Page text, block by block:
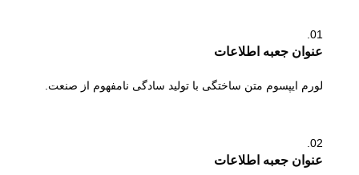
01.
عنوان جعبه اطلاعات
لورم ایپسوم متن ساختگی با تولید سادگی نامفهوم از صنعت.
02.
عنوان جعبه اطلاعات